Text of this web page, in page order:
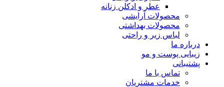
عطر و ادکلن زنانه
محصولات آرایشی
محصولات بهداشتی
لباس زیر و راحتی
درباره ما
زیبایی پوست و مو
پشتیبانی
تماس با ما
خدمات مشتریان